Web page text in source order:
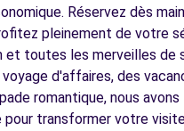
Réservez dès
pleinement de votre
et toutes les merveilles de
d'affaires, des
romantique, nous
transformer votre